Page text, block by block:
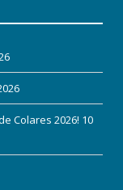
Colares 2026! 10